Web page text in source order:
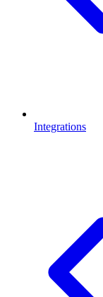
Integrations